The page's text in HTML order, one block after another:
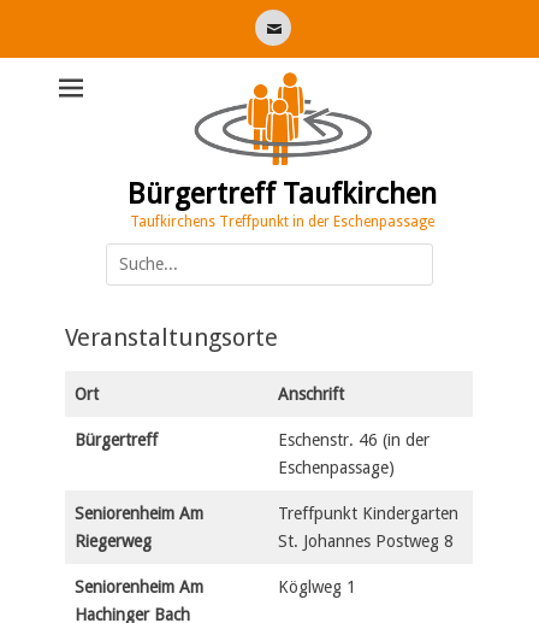
E-
Bürgertreff Taufkirchen
Taufkirchens Treffpunkt in der Eschenpassage
Suche
nach:
Veranstaltungsorte
Ort Anschrift
Bürgertreff
Eschenstr. 46 (in der
Eschenpassage)
Seniorenheim Am
Riegerweg
Treffpunkt Kindergarten
St. Johannes Postweg 8
Seniorenheim Am
Hachinger Bach
Köglweg 1